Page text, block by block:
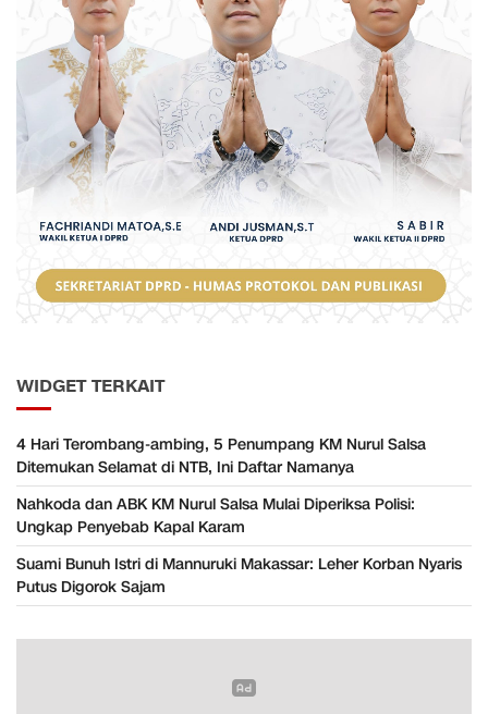
WIDGET TERKAIT
​4 Hari Terombang-ambing, 5 Penumpang KM Nurul Salsa
Ditemukan Selamat di NTB, Ini Daftar Namanya
Nahkoda dan ABK KM Nurul Salsa Mulai Diperiksa Polisi:
Ungkap Penyebab Kapal Karam
Suami Bunuh Istri di Mannuruki Makassar: Leher Korban Nyaris
Putus Digorok Sajam